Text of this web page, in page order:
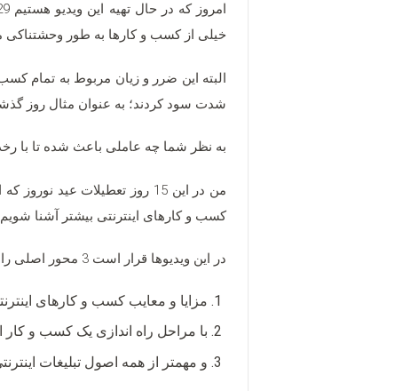
خیلی از کسب و کارها به طور وحشتناکی
البته این ضرر و زیان مربوط به تمام
شدت سود کردند؛ به عنوان مثال روز گذشته خبری را
به نظر شما چه عاملی باعث شده تا با
من در این 15 روز تعطیلات
کسب و کارهای اینترنتی بیشتر آشنا
در این ویدیوها قرار است 3 محور اصلی را باهم مرور کنیم:
مزایا و معایب کسب و کارهای
با مراحل راه اندازی یک کسب و کار
و مهمتر از همه اصول تبلیغات